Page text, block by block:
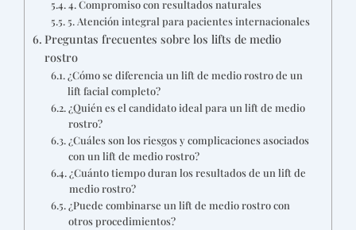
4. Compromiso con resultados naturales
5. Atención integral para pacientes internacionales
Preguntas frecuentes sobre los lifts de medio
rostro
¿Cómo se diferencia un lift de medio rostro de un
lift facial completo?
¿Quién es el candidato ideal para un lift de medio
rostro?
¿Cuáles son los riesgos y complicaciones asociados
con un lift de medio rostro?
¿Cuánto tiempo duran los resultados de un lift de
medio rostro?
¿Puede combinarse un lift de medio rostro con
otros procedimientos?